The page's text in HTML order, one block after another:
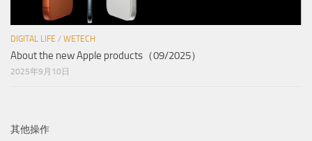
DIGITAL LIFE / WETECH
About the new Apple products（09/2025）
2025年9月10日
其他操作